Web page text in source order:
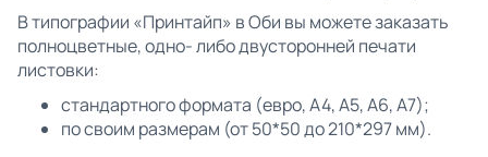
В типографии «Принтайп» в Оби вы можете заказать
полноцветные, одно- либо двусторонней печати
листовки:
стандартного формата (евро, А4, А5, А6, А7);
по своим размерам (от 50*50 до 210*297 мм).